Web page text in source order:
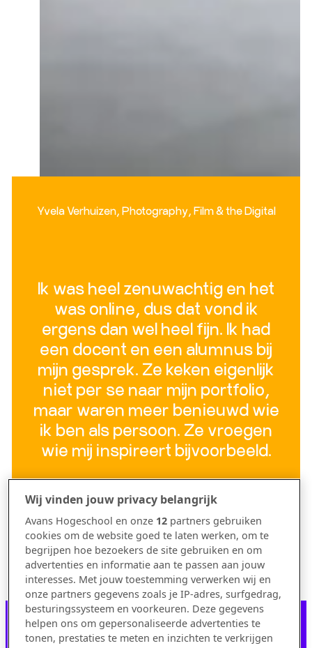
Yvela Verhuizen, Photography, Film & the Digital
Ik was heel zenuwachtig en het
was online, dus dat vond ik
ergens dan wel heel fijn. Ik had
een docent en een alumnus bij
mijn gesprek. Ze keken eigenlijk
niet per se naar mijn portfolio,
maar waren meer benieuwd wie
ik ben als persoon. Ze vroegen
wie mij inspireert bijvoorbeeld.
Wij vinden jouw privacy belangrijk
Avans Hogeschool en onze 12partners gebruiken
cookies om de website goed te laten werken, om te
begrijpen hoe bezoekers de site gebruiken en om
advertenties en informatie aan te passen aan jouw
interesses. Met jouw toestemming verwerken wij en
onze partners gegevens zoals je IP-adres, surfgedrag,
besturingssysteem en voorkeuren. Deze gegevens
helpen ons om gepersonaliseerde advertenties te
tonen, prestaties te meten en inzichten te verkrijgen